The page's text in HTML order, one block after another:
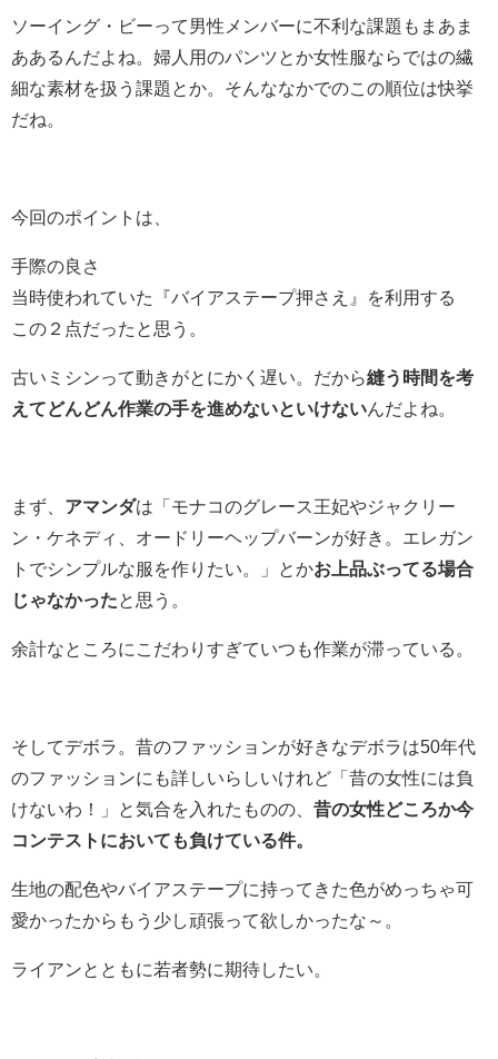
ソーイング・ビーって男性メンバーに不利な課題もまあま
ああるんだよね。婦人用のパンツとか女性服ならではの繊
細な素材を扱う課題とか。そんななかでのこの順位は快挙
だね。
今回のポイントは、
手際の良さ
当時使われていた『バイアステープ押さえ』を利用する
この２点だったと思う。
古いミシンって動きがとにかく遅い。だから縫う時間を考
えてどんどん作業の手を進めないといけないんだよね。
まず、 アマンダは「モナコのグレース王妃やジャクリー
ン・ケネディ、オードリーヘップバーンが好き。エレガン
トでシンプルな服を作りたい。」とかお上品ぶってる場合
じゃなかった と思う。
余計なところにこだわりすぎていつも作業が滞っている。
そしてデボラ。昔のファッションが好きなデボラは50年代
のファッションにも詳しいらしいけれど「昔の女性には負
けないわ！」と気合を入れたものの、 昔の女性どころか今
コンテストにおいても負けている件。
生地の配色やバイアステープに持ってきた色がめっちゃ可
愛かったからもう少し頑張って欲しかったな～。
ライアンとともに若者勢に期待したい。